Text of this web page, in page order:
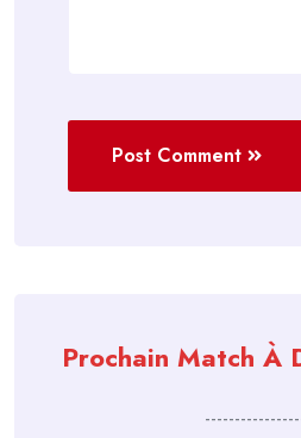
Post Comment
Prochain Match À